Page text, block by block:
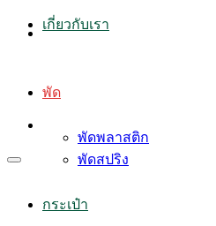
เกี่ยวกับเรา
พัด
พัดพลาสติก
พัดสปริง
กระเป๋า